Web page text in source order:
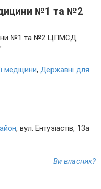
№1 та №2
медіцини, Державні для
, вул. Ентузіастів, 13а
Ви власник?